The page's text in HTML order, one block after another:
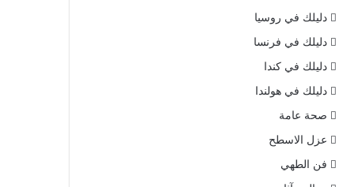
دليلك في روسيا
دليلك في فرنسا
دليلك في كندا
دليلك في هولندا
صحة عامة
عزل الاسطح
فن الطهي